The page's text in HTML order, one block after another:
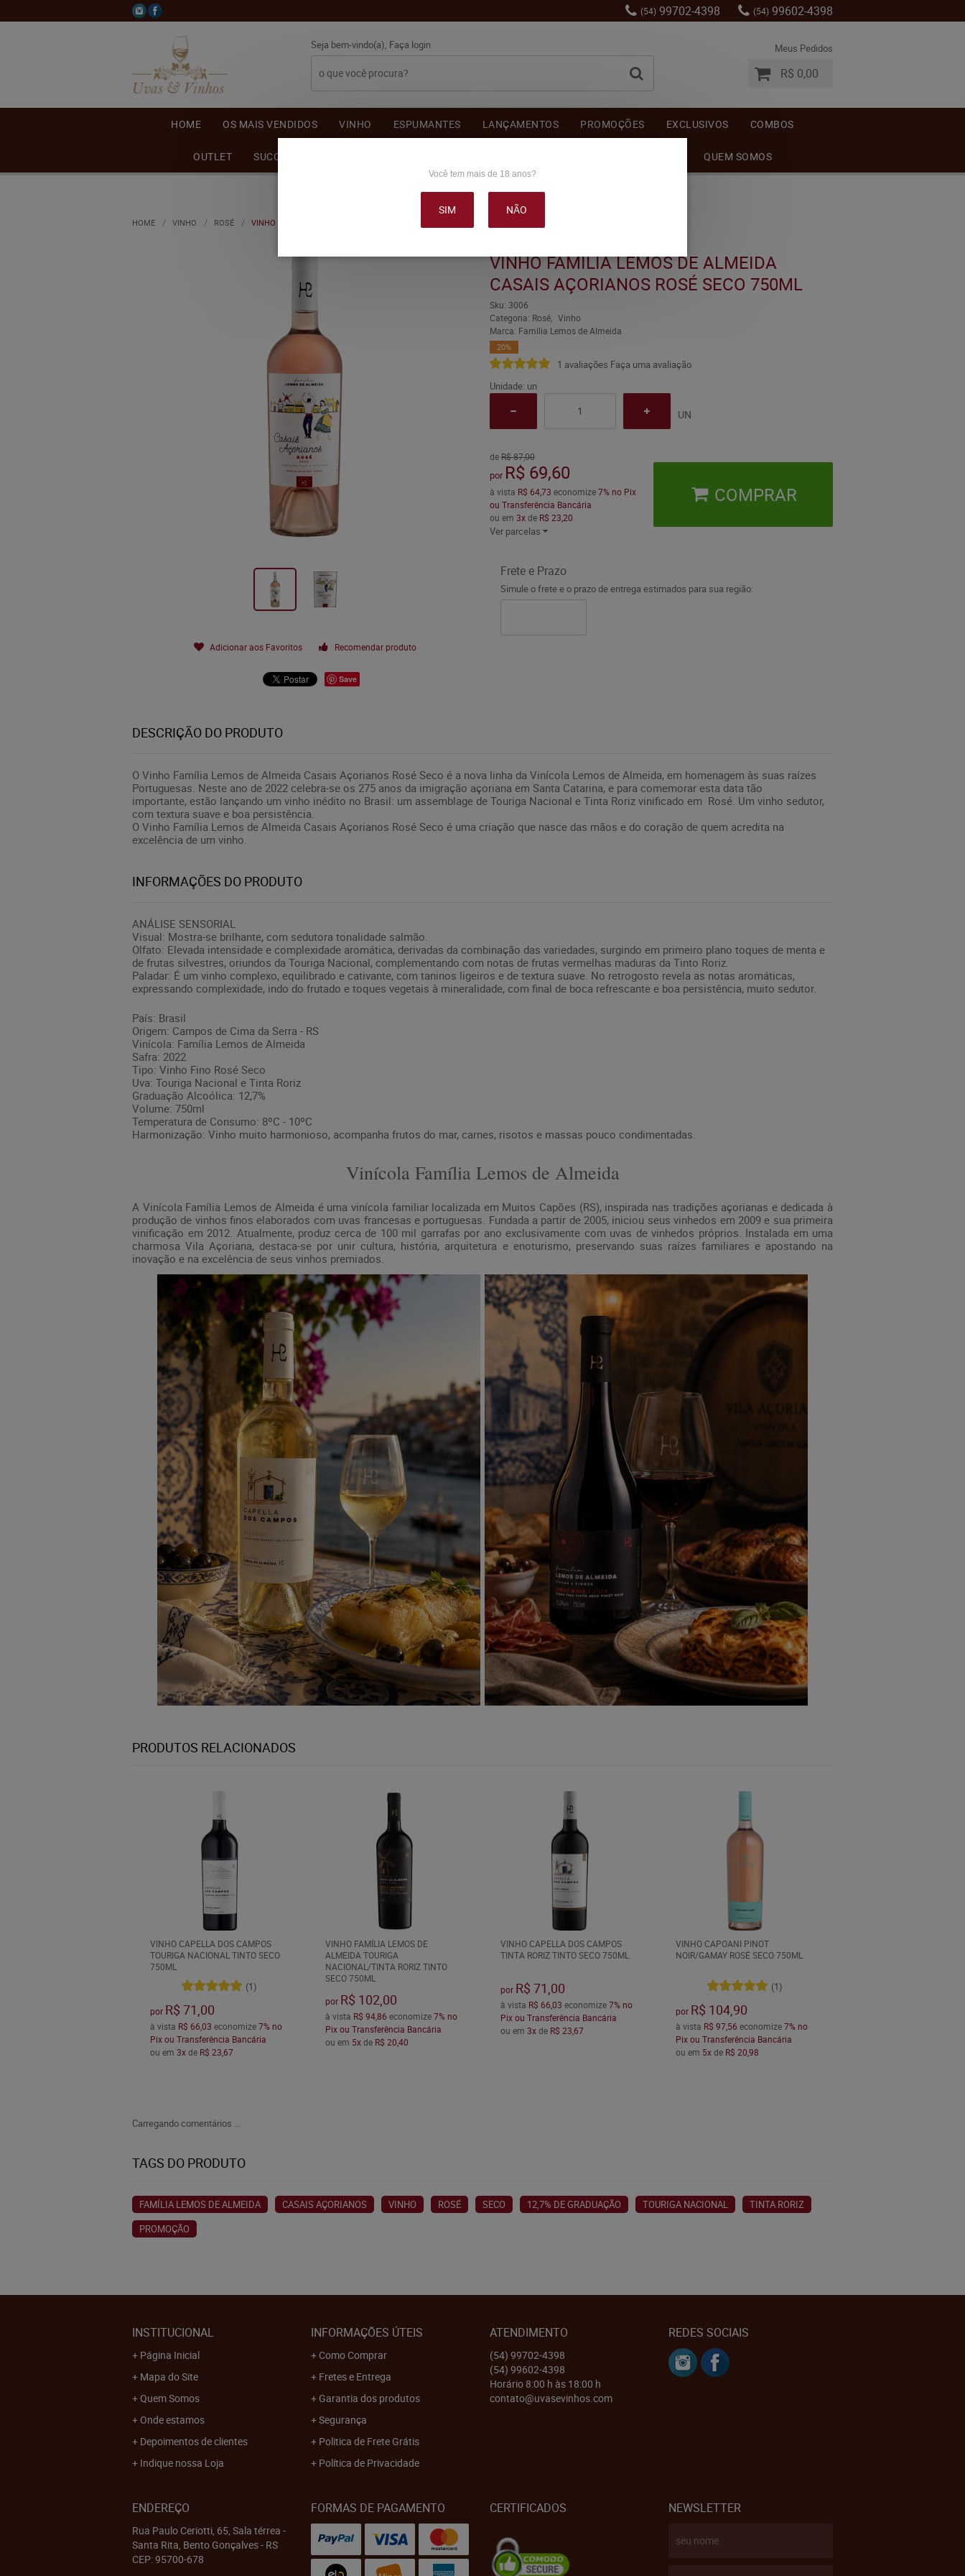
(54) 99702-4398 (54) 99602-4398
Seja bem-vindo(a), Faça login Meus Pedidos
R$ 0,00
HOME OS MAIS VENDIDOS VINHO ESPUMANTES LANÇAMENTOS PROMOÇÕES EXCLUSIVOS COMBOS
OUTLET SUCO DE UVA QUEM SOMOS
HOME VINHO ROSÉ VINHO FAMÍLIA LEMOS DE ALMEIDA CASAIS AÇORIANOS ROSÉ SECO 750ML
Adicionar aos Favoritos Recomendar produto
Save
VINHO FAMÍLIA LEMOS DE ALMEIDA
CASAIS AÇORIANOS ROSÉ SECO 750ML
Sku: 3006
Categoria: Rosé
Vinho
Marca: Família Lemos de Almeida
20%
1 avaliações Faça uma avaliação
Unidade: un
UN
de R$ 87,00
por R$ 69,60
à vista R$ 64,73 economize7% no Pix
ou Transferência Bancária
ou em 3xde R$ 23,20
Ver parcelas
COMPRAR
Frete e Prazo
Simule o frete e o prazo de entrega estimados para sua região:
DESCRIÇÃO DO PRODUTO
O Vinho Família Lemos de Almeida Casais Açorianos Rosé Seco é a nova linha da Vinícola Lemos de Almeida, em homenagem às suas raízes
Portuguesas. Neste ano de 2022 celebra-se os 275 anos da imigração açoriana em Santa Catarina, e para comemorar esta data tão
importante, estão lançando um vinho inédito no Brasil: um assemblage de Touriga Nacional e Tinta Roriz vinificado em Rosé. Um vinho sedutor,
com textura suave e boa persistência.
O Vinho Família Lemos de Almeida Casais Açorianos Rosé Seco é uma criação que nasce das mãos e do coração de quem acredita na
excelência de um vinho.
INFORMAÇÕES DO PRODUTO
ANÁLISE SENSORIAL
Visual: Mostra-se brilhante, com sedutora tonalidade salmão.
Olfato: Elevada intensidade e complexidade aromática, derivadas da combinação das variedades, surgindo em primeiro plano toques de menta e
de frutas silvestres, oriundos da Touriga Nacional, complementando com notas de frutas vermelhas maduras da Tinto Roriz.
Paladar: É um vinho complexo, equilibrado e cativante, com taninos ligeiros e de textura suave. No retrogosto revela as notas aromáticas,
expressando complexidade, indo do frutado e toques vegetais à mineralidade, com final de boca refrescante e boa persistência, muito sedutor.
País: Brasil
Origem: Campos de Cima da Serra - RS
Vinícola: Família Lemos de Almeida
Safra: 2022
Tipo: Vinho Fino Rosé Seco
Uva: Touriga Nacional e Tinta Roriz
Graduação Alcoólica: 12,7%
Volume: 750ml
Temperatura de Consumo: 8ºC - 10ºC
Harmonização: Vinho muito harmonioso, acompanha frutos do mar, carnes, risotos e massas pouco condimentadas.
Vinícola Família Lemos de Almeida
A Vinícola Família Lemos de Almeida é uma vinícola familiar localizada em Muitos Capões (RS), inspirada nas tradições açorianas e dedicada à
produção de vinhos finos elaborados com uvas francesas e portuguesas. Fundada a partir de 2005, iniciou seus vinhedos em 2009 e sua primeira
vinificação em 2012. Atualmente, produz cerca de 100 mil garrafas por ano exclusivamente com uvas de vinhedos próprios. Instalada em uma
charmosa Vila Açoriana, destaca-se por unir cultura, história, arquitetura e enoturismo, preservando suas raízes familiares e apostando na
inovação e na excelência de seus vinhos premiados.
PRODUTOS RELACIONADOS
VINHO CAPELLA DOS CAMPOS
TOURIGA NACIONAL TINTO SECO
750ML
(1)
por R$ 71,00
à vista R$ 66,03 economize7% no
Pix ou Transferência Bancária
ou em 3xde R$ 23,67
VINHO FAMÍLIA LEMOS DE
ALMEIDA TOURIGA
NACIONAL/TINTA RORIZ TINTO
SECO 750ML
por R$ 102,00
à vista R$ 94,86 economize7% no
Pix ou Transferência Bancária
ou em 5xde R$ 20,40
VINHO CAPELLA DOS CAMPOS
TINTA RORIZ TINTO SECO 750ML
por R$ 71,00
à vista R$ 66,03 economize7% no
Pix ou Transferência Bancária
ou em 3xde R$ 23,67
VINHO CAPOANI PINOT
NOIR/GAMAY ROSÉ SECO 750ML
(1)
por R$ 104,90
à vista R$ 97,56 economize7% no
Pix ou Transferência Bancária
ou em 5xde R$ 20,98
Carregando comentários ...
TAGS DO PRODUTO
FAMÍLIA LEMOS DE ALMEIDA CASAIS AÇORIANOS VINHO ROSÉ SECO 12,7% DE GRADUAÇÃO TOURIGA NACIONAL
TINTA RORIZ
PROMOÇÃO
INSTITUCIONAL
Página Inicial
Mapa do Site
Quem Somos
Onde estamos
Depoimentos de clientes
Indique nossa Loja
INFORMAÇÕES ÚTEIS
Como Comprar
Fretes e Entrega
Garantia dos produtos
Segurança
Politica de Frete Grátis
Política de Privacidade
ATENDIMENTO
(54) 99702-4398
(54) 99602-4398
Horário 8:00 h às 18:00 h
contato@uvasevinhos.com
REDES SOCIAIS
ENDEREÇO
Rua Paulo Ceriotti, 65, Sala térrea -
Santa Rita, Bento Gonçalves- RS
CEP: 95700-678
FORMAS DE PAGAMENTO CERTIFICADOS NEWSLETTER
Você tem mais de 18 anos?
SIM NÃO